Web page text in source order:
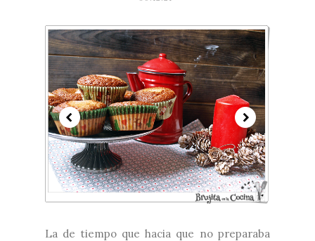
La de tiempo que hacia que no preparaba